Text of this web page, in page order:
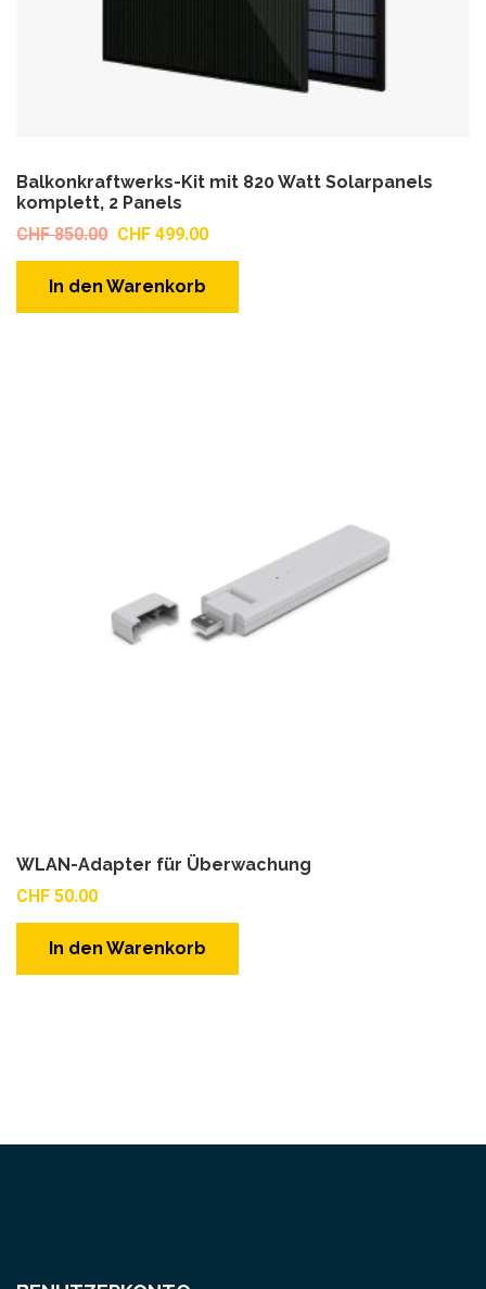
Balkonkraftwerks-Kit mit 820 Watt Solarpanels
komplett, 2 Panels
CHF850.00 Ursprünglicher
Preis
war:
CHF 850.00
CHF 499.00
Preis
CHF 499.00.
In den Warenkorb
WLAN-Adapter für Überwachung
CHF 50.00
In den Warenkorb